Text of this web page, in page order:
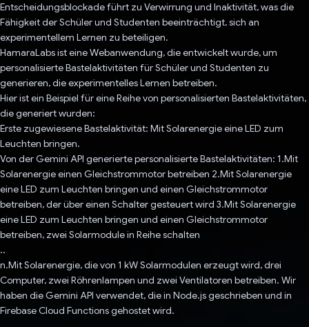
Entscheidungsblockade führt zu Verwirrung und Inaktivität, was die
Fähigkeit der Schüler und Studenten beeinträchtigt, sich an
experimentellem Lernen zu beteiligen.
HamaraLabs ist eine Webanwendung, die entwickelt wurde, um
personalisierte Bastelaktivitäten für Schüler und Studenten zu
generieren, die experimentelles Lernen betreiben.
Hier ist ein Beispiel für eine Reihe von personalisierten Bastelaktivitäten,
die generiert wurden:
Erste zugewiesene Bastelaktivität: Mit Solarenergie eine LED zum
Leuchten bringen.
Von der Gemini API generierte personalisierte Bastelaktivitäten: 1.Mit
Solarenergie einen Gleichstrommotor betreiben 2.Mit Solarenergie
eine LED zum Leuchten bringen und einen Gleichstrommotor
betreiben, der über einen Schalter gesteuert wird 3.Mit Solarenergie
eine LED zum Leuchten bringen und einen Gleichstrommotor
betreiben, zwei Solarmodule in Reihe schalten
..
n.Mit Solarenergie, die von 1 kW Solarmodulen erzeugt wird, drei
Computer, zwei Röhrenlampen und zwei Ventilatoren betreiben. Wir
haben die Gemini API verwendet, die in Node.js geschrieben und in
Firebase Cloud Functions gehostet wird.